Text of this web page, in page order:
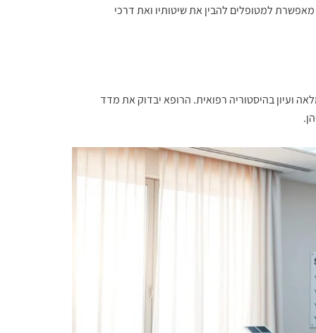
למטופלים להבין את שיטותיו ואת דרכי
ועיון בהיסטוריה רפואית. הרופא יבדוק את מדד